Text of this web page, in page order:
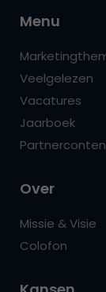
Menu
Veelgelezen
Vacatures
Jaarboek
Over
Missie & Visie
Colofon